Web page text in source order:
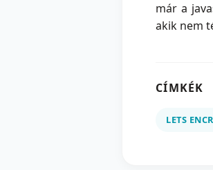
már a
akik nem
CÍMKÉK
LETS